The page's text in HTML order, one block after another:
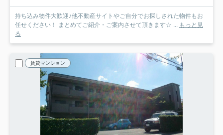
持ち込み物件大歓迎♪他不動産サイトやご自分でお探しされた物件もお
任せください！ まとめてご紹介・ご案内させて頂きます☆ ... もっと見
る
賃貸マンション